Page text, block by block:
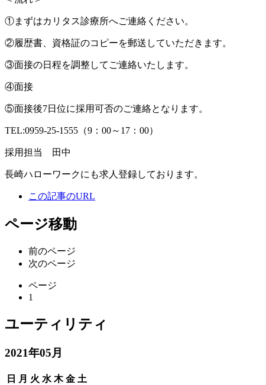
①まずはカリタス診療所へご連絡ください。
②履歴書、資格証のコピーを郵送していただきます。
③面接の日程を調整してご連絡いたします。
④面接
⑤面接後7日位に採用可否のご連絡となります。
TEL:0959-25-1555（9：00～17：00）
採用担当 田中
長崎ハローワークにも求人登録しております。
この記事のURL
ページ移動
前のページ
次のページ
ページ
1
ユーティリティ
2021年05月
日 月 火 水 木 金 土